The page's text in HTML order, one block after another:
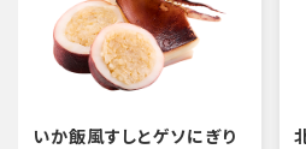
いか飯風すしとゲソにぎり